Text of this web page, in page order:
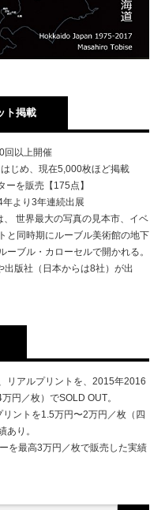
ト掲載
回以上開催
じめ、現在5,000枚ほど掲載
ーを販売【175点】
より3年連続出展
、 世界最大の写真の見本市、イベ
と同時期にルーブル美術館の地下
ーブル・カローセルで開かれる。
出版社（日本からは8社）が出
リアルプリントを、2015年2016
円／枚）でSOLD OUT。
ントを1.5万円〜2万円／枚（四
あり。
を最高3万円／枚で販売した実績